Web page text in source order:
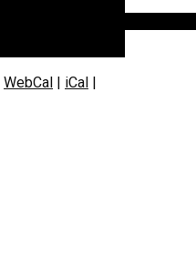
WebCal | iCal |